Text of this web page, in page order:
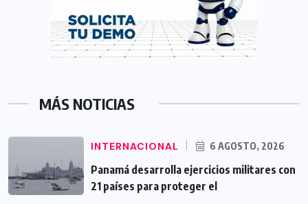
MÁS NOTICIAS
INTERNACIONAL 6 AGOSTO, 2026
Panamá desarrolla ejercicios militares con
21 países para proteger el